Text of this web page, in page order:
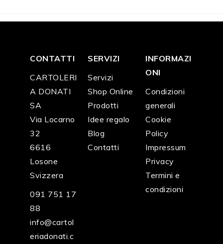
CONTATTI
CARTOLERI
A DONATI
SA
Via Locarno
32
6616
Losone
Svizzera
091 751 17
88
info@cartol
eriadonati.c
SERVIZI
Servizi
Shop Online
Prodotti
Idee regalo
Blog
Contatti
INFORMAZI
ONI
Condizioni
generali
Cookie
Policy
Impressum
Privacy
Termini e
condizioni